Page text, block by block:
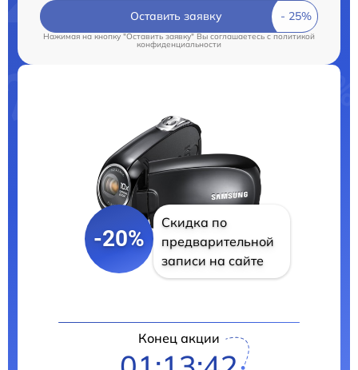
Оставить заявку
Нажимая на кнопку "Оставить заявку" Вы соглашаетесь c политикой
конфиденциальности
-20%
Скидка по
предварительной
записи на сайте
Конец акции